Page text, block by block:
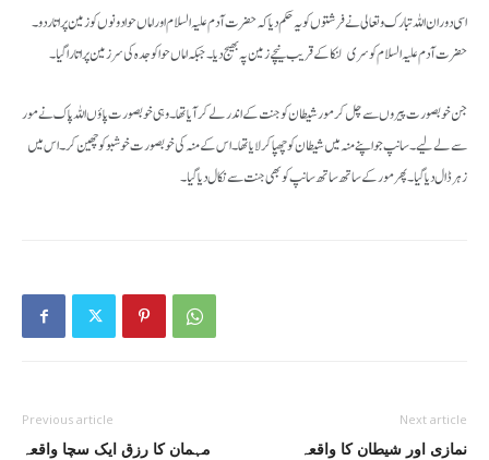
اسی دوران اللہ تبارک و تعالی نے فرشتوں کو یہ حکم دیا کہ حضرت آدم علیہ السلام اور اماں حوا دونوں کو زمین پر اتار دو۔
حضرت آدم علیہ السلام کو سری لنکا کے قریب نیچے زمین پہ بھیج دیا۔ جبکہ اماں حوا کو جدہ کی سرزمین پر اتارا گیا۔
جن خوبصورت پیروں سے چل کر مور شیطان کو جنت کے اندر لے کر آیا تھا۔ وہی خوبصورت پاؤں اللہ پاک نے مور
سے لے لیے۔ سانپ جو اپنے منہ میں شیطان کو چھپا کر لایا تھا۔ اس کے منہ کی خوبصورت خوشبو کو چھین کر۔ اس میں
زہر ڈال دیا گیا۔ پھر مور کے ساتھ ساتھ سانپ کو بھی جنت سے نکال دیا گیا۔
Previous article
مہمان کا رزق ایک سچا واقعہ
Next article
نمازی اور شیطان کا واقعہ